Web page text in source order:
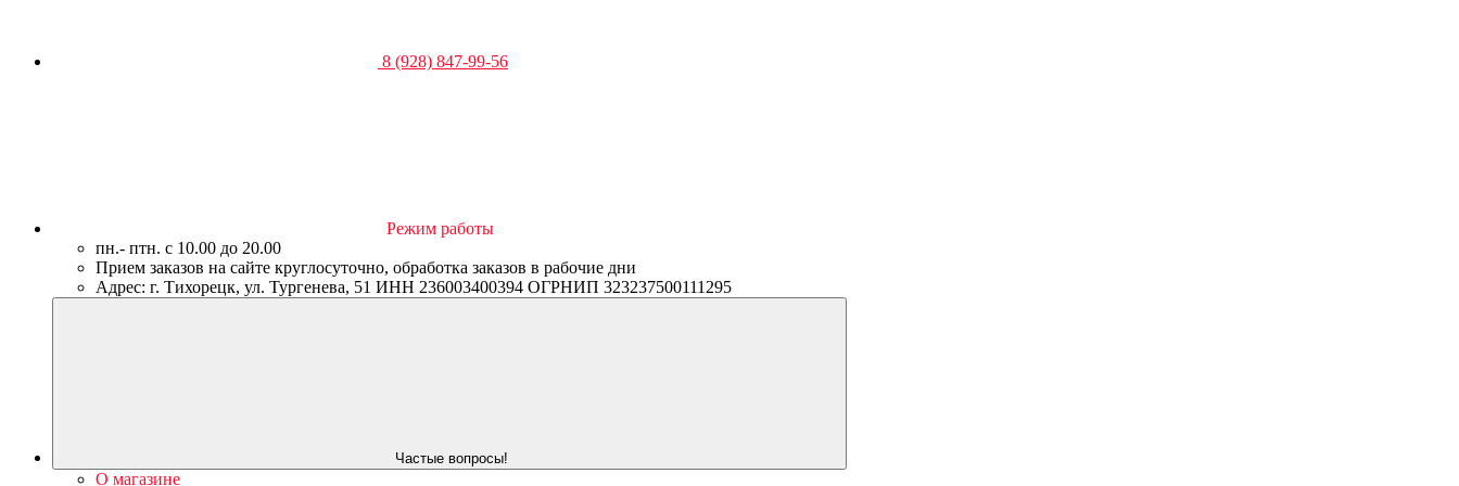
8 (928) 847-99-56
Режим работы
пн.- птн. c 10.00 до 20.00
Прием заказов на сайте круглосуточно, обработка заказов в рабочие дни
Адрес: г. Тихорецк, ул. Тургенева, 51 ИНН 236003400394 ОГРНИП 323237500111295
Частые вопросы!
О магазине